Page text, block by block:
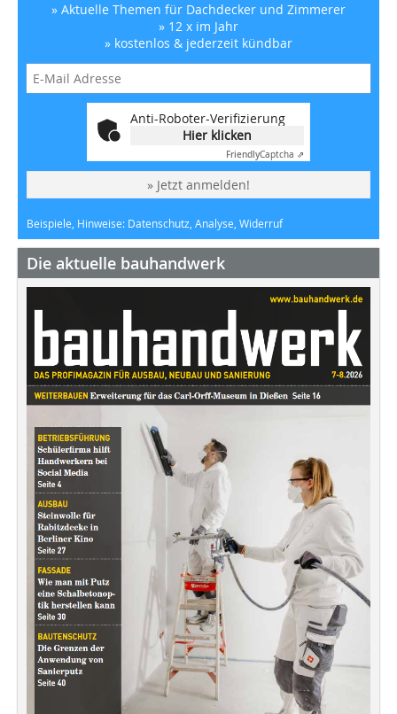
» Aktuelle Themen für Dachdecker und Zimmerer
» 12 x im Jahr
» kostenlos & jederzeit kündbar
Anti-Roboter-Verifizierung
Hier klicken
FriendlyCaptcha ⇗
» Jetzt anmelden!
Beispiele, Hinweise: Datenschutz, Analyse, Widerruf
Die aktuelle bauhandwerk